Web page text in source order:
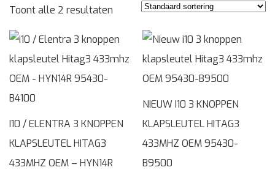
Toont alle 2 resultaten
I10 / ELENTRA 3 KNOPPEN
KLAPSLEUTEL HITAG3
433MHZ OEM – HYN14R
NIEUW I10 3 KNOPPEN
KLAPSLEUTEL HITAG3
433MHZ OEM 95430-
B9500